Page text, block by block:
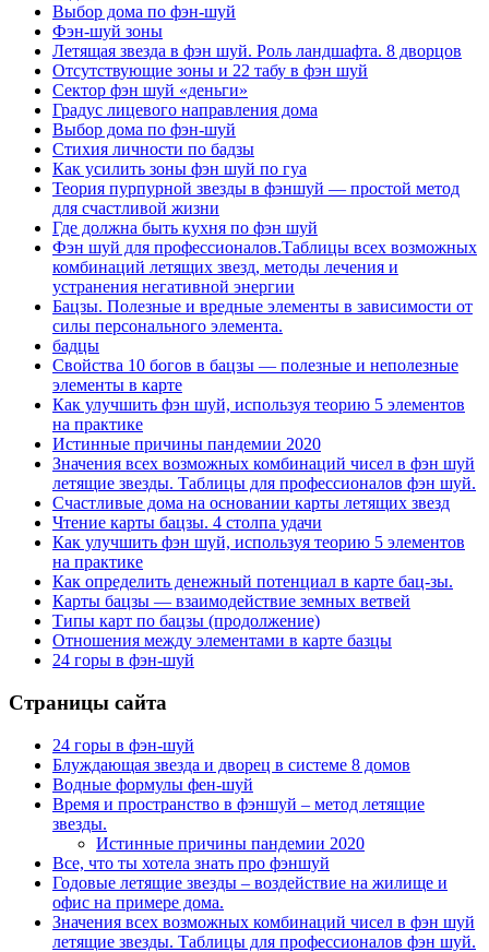
Выбор дома по фэн-шуй
Фэн-шуй зоны
Летящая звезда в фэн шуй. Роль ландшафта. 8 дворцов
Отсутствующие зоны и 22 табу в фэн шуй
Сектор фэн шуй «деньги»
Градус лицевого направления дома
Выбор дома по фэн-шуй
Стихия личности по бадзы
Как усилить зоны фэн шуй по гуа
Теория пурпурной звезды в фэншуй — простой метод
для счастливой жизни
Где должна быть кухня по фэн шуй
Фэн шуй для профессионалов.Таблицы всех возможных
комбинаций летящих звезд, методы лечения и
устранения негативной энергии
Бацзы. Полезные и вредные элементы в зависимости от
силы персонального элемента.
бадцы
Свойства 10 богов в бацзы — полезные и неполезные
элементы в карте
Как улучшить фэн шуй, используя теорию 5 элементов
на практике
Истинные причины пандемии 2020
Значения всех возможных комбинаций чисел в фэн шуй
летящие звезды. Таблицы для профессионалов фэн шуй.
Счастливые дома на основании карты летящих звезд
Чтение карты бацзы. 4 столпа удачи
Как улучшить фэн шуй, используя теорию 5 элементов
на практике
Как определить денежный потенциал в карте бац-зы.
Карты бацзы — взаимодействие земных ветвей
Типы карт по бацзы (продолжение)
Отношения между элементами в карте базцы
24 горы в фэн-шуй
Страницы сайта
24 горы в фэн-шуй
Блуждающая звезда и дворец в системе 8 домов
Водные формулы фен-шуй
Время и пространство в фэншуй – метод летящие
звезды.
Истинные причины пандемии 2020
Все, что ты хотела знать про фэншуй
Годовые летящие звезды – воздействие на жилище и
офис на примере дома.
Значения всех возможных комбинаций чисел в фэн шуй
летящие звезды. Таблицы для профессионалов фэн шуй.